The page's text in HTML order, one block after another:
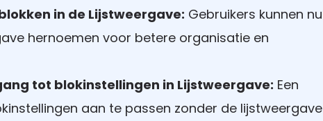
in de Lijstweergave: Gebruikers kunnen nu
hernoemen voor betere organisatie en
tot blokinstellingen in Lijstweergave: Een
aan te passen zonder de lijstweergave